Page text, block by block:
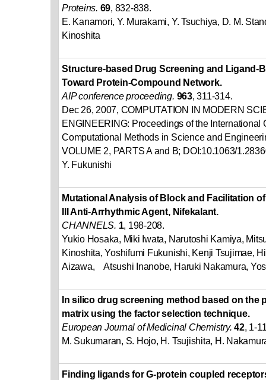
Proteins. 69, 832-838.
E. Kanamori, Y. Murakami, Y. Tsuchiya, D. M.
Kinoshita
Structure-based Drug Screening and Ligand-
Toward Protein-Compound Network.
AIP conference proceeding. 963, 311-314.
Dec 26, 2007, COMPUTATION IN MODERN
ENGINEERING: Proceedings of the International
Computational Methods in Science and
VOLUME 2, PARTS A and B; DOI:10.1063/
Y. Fukunishi
Mutational Analysis of Block and Facilitation
III Anti-Arrhythmic Agent, Nifekalant.
CHANNELS. 1, 198-208.
Yukio Hosaka, Miki Iwata, Narutoshi Kamiya,
Kinoshita, Yoshifumi Fukunishi, Kenji Tsujimae,
Aizawa, Atsushi Inanobe, Haruki Nakamura,
In silico drug screening method based on the
matrix using the factor selection technique.
European Journal of Medicinal Chemistry. 42, 1-
M. Sukumaran, S. Hojo, H. Tsujishita, H.
Finding ligands for G-protein coupled